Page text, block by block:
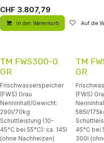
CHF 3.807,79
In den Warenkorb Auf die
TM FWS300-0
GR
Frischwasserspeicher
(FWS) Grau
Nenninhalt/Gewicht:
290l/70kg
Schüttleistung (10-
45°C bei 55°C): ca. 145l
(ohne Nachheizen)
TM
GR
(FWS)
585l/
45°C bei
300l